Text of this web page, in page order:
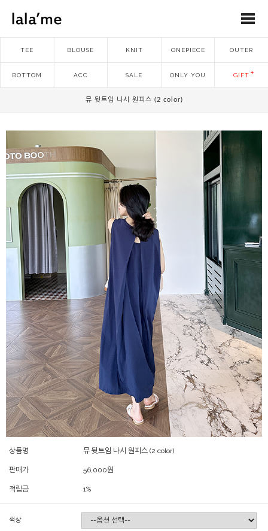
TEE BLOUSE KNIT ONEPIECE OUTER
BOTTOM ACC SALE ONLY YOU GIFT
뮤 뒷트임 나시 원피스 (2 color)
상품명 뮤 뒷트임 나시 원피스 (2 color)
판매가 56,000원
적립금 1%
색상